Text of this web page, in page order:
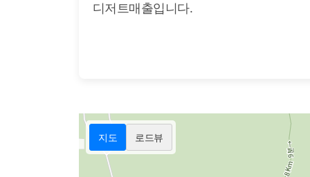
디저트매출입니다.
지도 로드뷰